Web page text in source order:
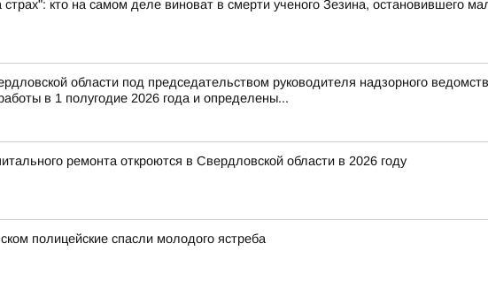
кто на самом деле виноват в смерти ученого Зезина, остановившего
области под председательством руководителя надзорного
в 1 полугодие 2026 года и определены...
ремонта откроются в Свердловской области в 2026 году
полицейские спасли молодого ястреба